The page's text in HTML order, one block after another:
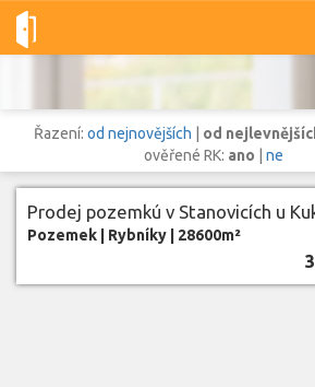
Dobré-nemovitosti.cz obec
Vše
Řazení: od nejnovějších od
ověřené RK: ano ne
Prodej pozemkú v Stanovicích u
Pozemek Rybníky 28600m²